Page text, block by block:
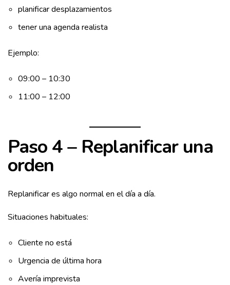
planificar desplazamientos
tener una agenda realista
Ejemplo:
09:00 – 10:30
11:00 – 12:00
Paso 4 – Replanificar una
orden
Replanificar es algo normal en el día a día.
Situaciones habituales:
Cliente no está
Urgencia de última hora
Avería imprevista